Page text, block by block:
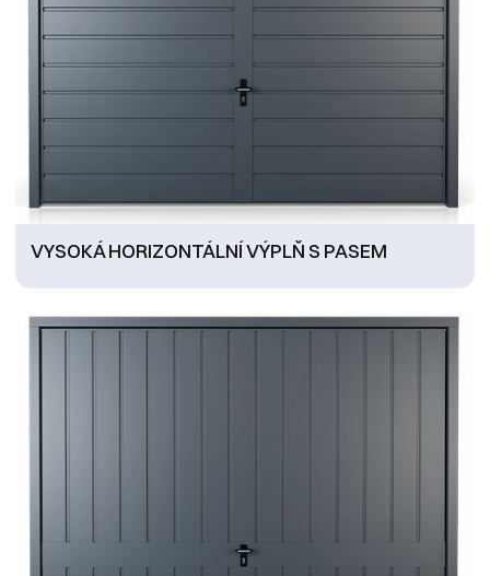
VYSOKÁ HORIZONTÁLNÍ VÝPLŇ S PASEM